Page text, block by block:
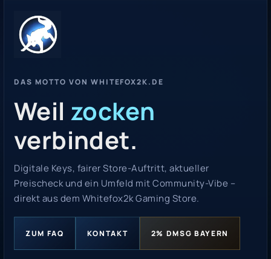
DAS MOTTO VON WHITEFOX2K.DE
Weil zocken
verbindet.
Digitale Keys, fairer Store-Auftritt, aktueller
Preischeck und ein Umfeld mit Community-Vibe –
direkt aus dem Whitefox2k Gaming Store.
ZUM FAQ KONTAKT 2% DMSG BAYERN